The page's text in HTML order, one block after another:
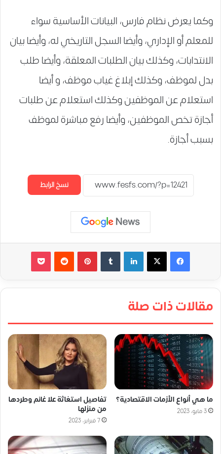
وكما يعرض نظام فارس، البيانات الأساسية سواء
للمعلم أو الإداري، وأيضا السجل التاريخي له، وأيضا بيان
الانتدابات، وكذلك بيان الطلبات المعلقة، وأيضا طلب
بدل لموظف، وكذلك إبلاغ غياب موظف، و أيضا
استعلام عن الموظفين وكذلك استعلام عن طلبات
أجازة تخص الموظفين، وأيضا رفع مباشرة لموظف
بسبب أجازة.
نسخ الرابط
لينكدإن بينتيريست
مقالات ذات صلة
ما هي أنواع الأزمات الاقتصادية؟
3 مايو، 2023
تفاصيل استغاثة علا غانم وطردها
من منزلها
7 فبراير، 2023